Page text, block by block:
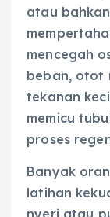
atau
mencegah
beban, otot
tekanan
memicu
proses
Banyak
latihan